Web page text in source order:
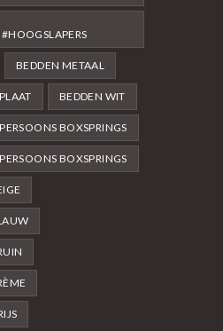
BEDDEN METAAL
BEDDEN WIT
BOXSPRINGS
BOXSPRINGS